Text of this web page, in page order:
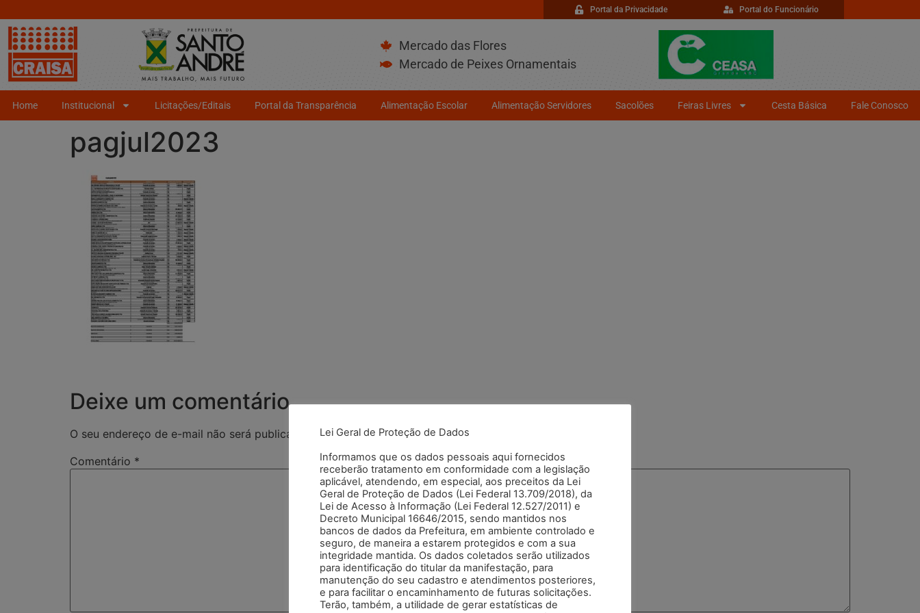
Portal da Privacidade Portal do Funcionário
Mercado das Flores
Mercado de Peixes Ornamentais
Home Institucional Licitações/Editais Portal da Transparência Alimentação Escolar Alimentação Servidores Sacolões Feiras Livres Cesta Básica Fale Conosco
pagjul2023
Deixe um comentário
O seu endereço de e-mail não será publicado. Campos obrigatórios são marcados com
Comentário *
Lei Geral de Proteção de Dados
Informamos que os dados pessoais aqui fornecidos
receberão tratamento em conformidade com a legislação
aplicável, atendendo, em especial, aos preceitos da Lei
Geral de Proteção de Dados (Lei Federal 13.709/2018), da
Lei de Acesso à Informação (Lei Federal 12.527/2011) e
Decreto Municipal 16646/2015, sendo mantidos nos
bancos de dados da Prefeitura, em ambiente controlado e
seguro, de maneira a estarem protegidos e com a sua
integridade mantida. Os dados coletados serão utilizados
para identificação do titular da manifestação, para
manutenção do seu cadastro e atendimentos posteriores,
e para facilitar o encaminhamento de futuras solicitações.
Terão, também, a utilidade de gerar estatísticas de